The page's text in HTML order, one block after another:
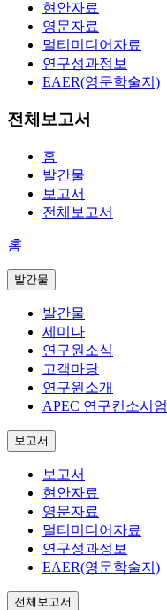
현안자료
영문자료
멀티미디어자료
연구성과정보
EAER(영문학술지)
전체보고서
홈
발간물
보고서
전체보고서
홈
발간물
발간물
세미나
연구원소식
고객마당
연구원소개
APEC 연구컨소시엄
보고서
보고서
현안자료
영문자료
멀티미디어자료
연구성과정보
EAER(영문학술지)
전체보고서